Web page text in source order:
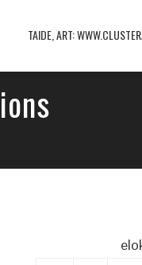
TAIDE, ART: